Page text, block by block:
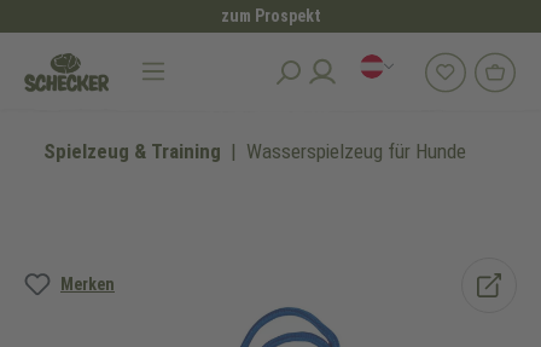
zum Prospekt
Spielzeug & Training Wasserspielzeug für Hunde
Merken
Bildergalerie überspringen